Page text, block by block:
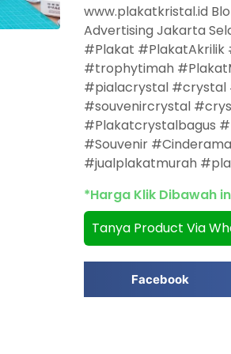
www.plakatkristal.id
Advertising Jakarta
#Plakat
#trophytimah
#pialacrystal
#souvenircrystal
#Plakatcrystalbagus
#Souvenir
#jualplakatmurah
*Harga Klik Dibawah
Tanya Product Via
Facebook